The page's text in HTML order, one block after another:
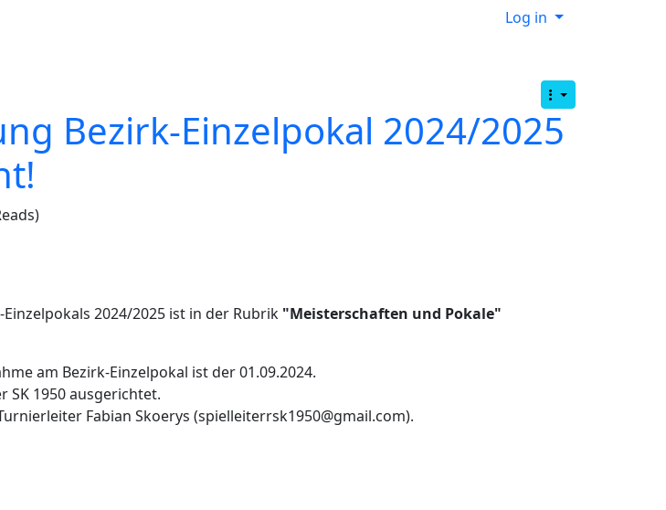
Log in
Bezirk-Einzelpokal 2024/2025
2024/2025 ist in der Rubrik "Meisterschaften und Pokale"
am Bezirk-Einzelpokal ist der 01.09.2024.
SK 1950 ausgerichtet.
Fabian Skoerys (spielleiterrsk1950@gmail.com).